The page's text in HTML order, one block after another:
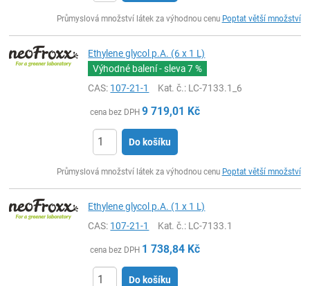
Průmyslová množství látek za výhodnou cenu Poptat větší množství
Ethylene glycol p.A. (6 x 1 L)
Výhodné balení - sleva7 %
CAS: 107-21-1 Kat. č.: LC-7133.1_6
cena bez DPH 9 719,01 Kč
Do košíku
Průmyslová množství látek za výhodnou cenu Poptat větší množství
Ethylene glycol p.A. (1 x 1 L)
CAS: 107-21-1 Kat. č.: LC-7133.1
cena bez DPH 1 738,84 Kč
Do košíku